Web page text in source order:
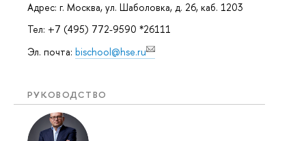
Адрес: г. Москва, ул. Шаболовка, д. 26, каб. 1203
Тел: +7 (495) 772-9590 *26111
Эл. почта: bischool@hse.ru
РУКОВОДСТВО